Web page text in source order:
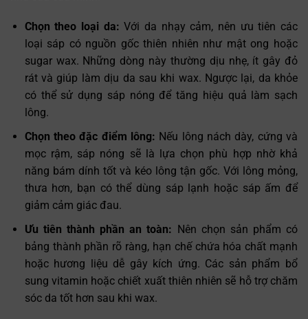
Chọn theo loại da: Với da nhạy cảm, nên ưu tiên các
loại sáp có nguồn gốc thiên nhiên như mật ong hoặc
sugar wax. Những dòng này thường dịu nhẹ, ít gây đỏ
rát và giúp làm dịu da sau khi wax. Ngược lại, da khỏe
có thể sử dụng sáp nóng để tăng hiệu quả làm sạch
lông.
Chọn theo đặc điểm lông: Nếu lông nách dày, cứng và
mọc rậm, sáp nóng sẽ là lựa chọn phù hợp nhờ khả
năng bám dính tốt và kéo lông tận gốc. Với lông mỏng,
thưa hơn, bạn có thể dùng sáp lạnh hoặc sáp ấm để
giảm cảm giác đau.
Ưu tiên thành phần an toàn: Nên chọn sản phẩm có
bảng thành phần rõ ràng, hạn chế chứa hóa chất mạnh
hoặc hương liệu dễ gây kích ứng. Các sản phẩm bổ
sung vitamin hoặc chiết xuất thiên nhiên sẽ hỗ trợ chăm
sóc da tốt hơn sau khi wax.